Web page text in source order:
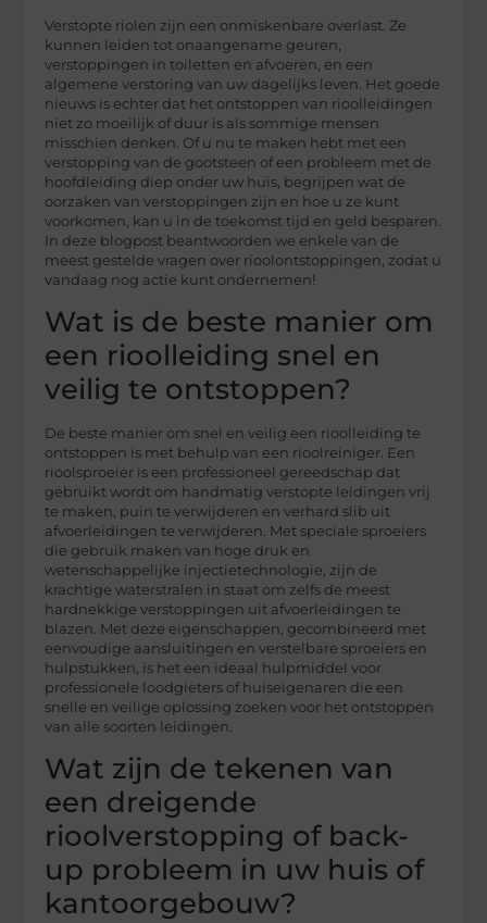
Verstopte riolen zijn een onmiskenbare overlast. Ze
kunnen leiden tot onaangename geuren,
verstoppingen in toiletten en afvoeren, en een
algemene verstoring van uw dagelijks leven. Het goede
nieuws is echter dat het ontstoppen van rioolleidingen
niet zo moeilijk of duur is als sommige mensen
misschien denken. Of u nu te maken hebt met een
verstopping van de gootsteen of een probleem met de
hoofdleiding diep onder uw huis, begrijpen wat de
oorzaken van verstoppingen zijn en hoe u ze kunt
voorkomen, kan u in de toekomst tijd en geld besparen.
In deze blogpost beantwoorden we enkele van de
meest gestelde vragen over rioolontstoppingen, zodat u
vandaag nog actie kunt ondernemen!
Wat is de beste manier om
een rioolleiding snel en
veilig te ontstoppen?
De beste manier om snel en veilig een rioolleiding te
ontstoppen is met behulp van een rioolreiniger. Een
rioolsproeier is een professioneel gereedschap dat
gebruikt wordt om handmatig verstopte leidingen vrij
te maken, puin te verwijderen en verhard slib uit
afvoerleidingen te verwijderen. Met speciale sproeiers
die gebruik maken van hoge druk en
wetenschappelijke injectietechnologie, zijn de
krachtige waterstralen in staat om zelfs de meest
hardnekkige verstoppingen uit afvoerleidingen te
blazen. Met deze eigenschappen, gecombineerd met
eenvoudige aansluitingen en verstelbare sproeiers en
hulpstukken, is het een ideaal hulpmiddel voor
professionele loodgieters of huiseigenaren die een
snelle en veilige oplossing zoeken voor het ontstoppen
van alle soorten leidingen.
Wat zijn de tekenen van
een dreigende
rioolverstopping of back-
up probleem in uw huis of
kantoorgebouw?